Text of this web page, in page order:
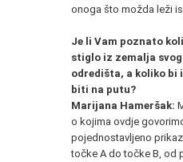
onoga što možda leži
Je li Vam poznato
stiglo iz zemalja
odredišta, a koliko bi
biti na putu?
Marijana Hameršak:
o kojima ovdje
pojednostavljeno
točke A do točke B, od